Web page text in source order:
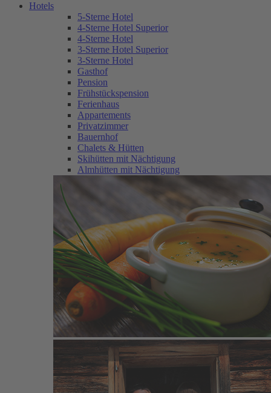
Hotels
5-Sterne Hotel
4-Sterne Hotel Superior
4-Sterne Hotel
3-Sterne Hotel Superior
3-Sterne Hotel
Gasthof
Pension
Frühstückspension
Ferienhaus
Appartements
Privatzimmer
Bauernhof
Chalets & Hütten
Skihütten mit Nächtigung
Almhütten mit Nächtigung